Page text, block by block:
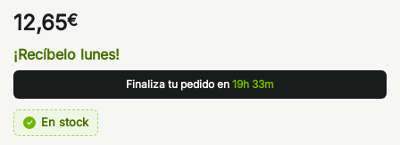
12,65€
¡Recíbelo lunes!
Finaliza tu pedido en 19h 33m
En stock